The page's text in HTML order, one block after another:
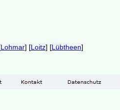
Lohmar] [Loitz] [Lübtheen]